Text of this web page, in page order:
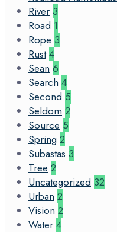
River 3
Road 1
Rope 3
Rust 4
Sean 6
Search 4
Second 5
Seldom 2
Source 5
Spring 2
Subastas 3
Tree 2
Uncategorized 32
Urban 2
Vision 2
Water 4